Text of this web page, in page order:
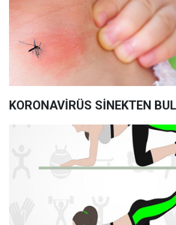
KORONAVİRÜS SİNEKTEN